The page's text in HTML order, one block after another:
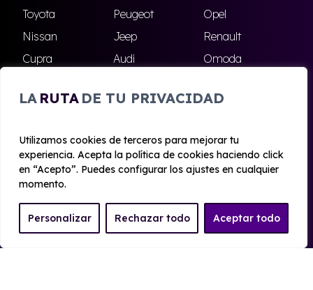
LA RUTA DE TU PRIVACIDAD
Utilizamos cookies de terceros para mejorar tu
experiencia. Acepta la política de cookies haciendo click
en “Acepto”. Puedes configurar los ajustes en cualquier
momento.
Personalizar Rechazar todo Aceptar todo
Toyota
Peugeot
Opel
Nissan
Jeep
Renault
Cupra
Audi
Omoda
Skoda
Ford Todas las marcas
© 2020 - 2026 Alhambra Renting
Aviso legal y Privacidad